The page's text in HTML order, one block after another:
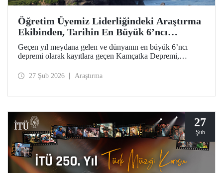
Öğretim Üyemiz Liderliğindeki Araştırma
Ekibinden, Tarihin En Büyük 6’ncı
Depremi İçin Öncül Çalışma
Geçen yıl meydana gelen ve dünyanın en büyük 6’ncı
depremi olarak kayıtlara geçen Kamçatka Depremi,
iş birliğiyle ilk kez ayrıntılı biçimde ele alındı. Science
27 Şub 2026 Araştırma
27
Şub